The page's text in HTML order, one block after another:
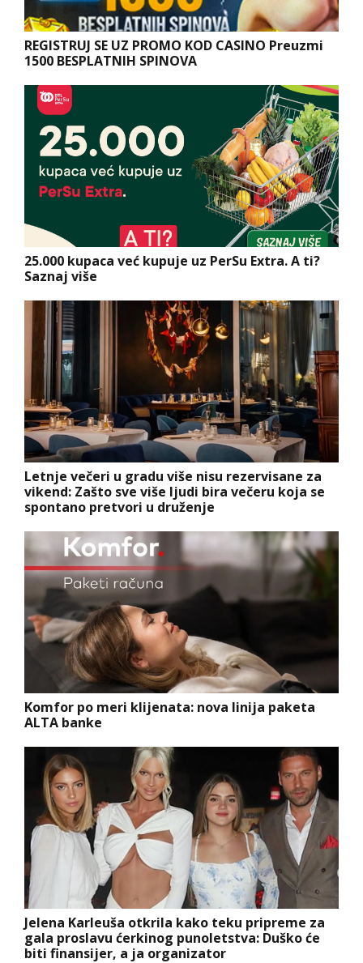
REGISTRUJ SE UZ PROMO KOD CASINO Preuzmi
1500 BESPLATNIH SPINOVA
25.000 kupaca već kupuje uz PerSu Extra. A ti?
Saznaj više
Letnje večeri u gradu više nisu rezervisane za
vikend: Zašto sve više ljudi bira večeru koja se
spontano pretvori u druženje
Komfor po meri klijenata: nova linija paketa
ALTA banke
Jelena Karleuša otkrila kako teku pripreme za
gala proslavu ćerkinog punoletstva: Duško će
biti finansijer, a ja organizator